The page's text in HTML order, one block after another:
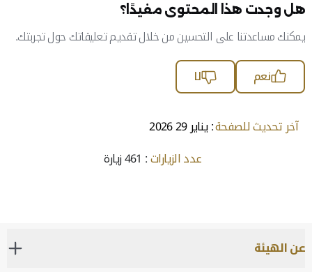
هل وجدت هذا المحتوى مفيدًا؟
يمكنك مساعدتنا على التحسين من خلال تقديم تعليقاتك حول تجربتك.
نعم
لا
آخر تحديث للصفحة: يناير 29 2026
عدد الزيارات: 461 زيارة
عن الهيئة